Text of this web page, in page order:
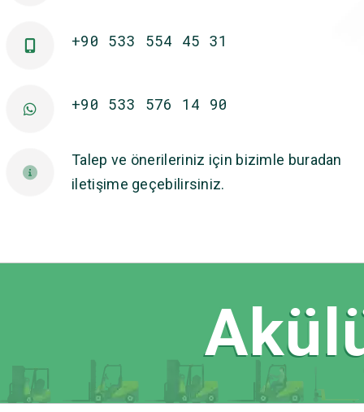
+90 533 554 45 31
+90 533 576 14 90
Talep ve önerileriniz için bizimle buradan
iletişime geçebilirsiniz.